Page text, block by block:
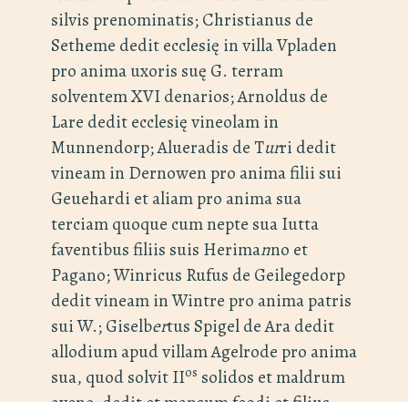
silvis prenominatis; Christianus de
Setheme dedit ecclesię in villa Vpladen
pro anima uxoris suę G. terram
solventem XVI denarios; Arnoldus de
Lare dedit ecclesię vineolam in
Munnendorp; Alueradis de Turri dedit
vineam in Dernowen pro anima filii sui
Geuehardi et aliam pro anima sua
terciam quoque cum nepte sua Iutta
faventibus filiis suis Herimanno et
Pagano; Winricus Rufus de Geilegedorp
dedit vineam in Wintre pro anima patris
sui W.; Giselbertus Spigel de Ara dedit
allodium apud villam Agelrode pro anima
sua, quod solvit IIos solidos et maldrum